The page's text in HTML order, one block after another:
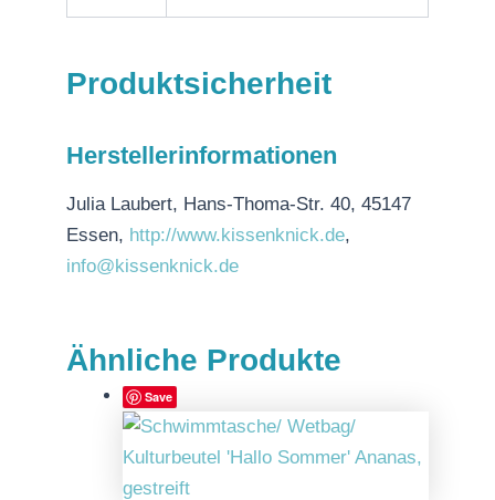
Produktsicherheit
Herstellerinformationen
Julia Laubert, Hans-Thoma-Str. 40, 45147
Essen, http://www.kissenknick.de,
info@kissenknick.de
Ähnliche Produkte
Save